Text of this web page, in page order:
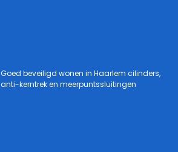
Goed beveiligd wonen in Haarlem cilinders,
anti-kerntrek en meerpuntssluitingen